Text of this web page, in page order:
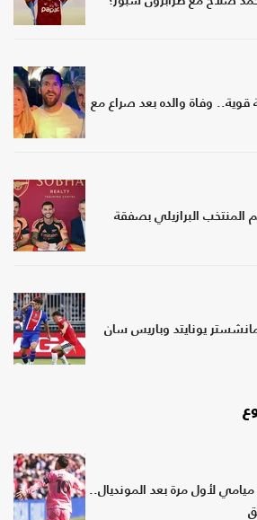
وفاة والده بعد صراع مع
المنتخب البرازيلي بصفقة
يونايتد وباريس سان
لأول مرة بعد المونديال..